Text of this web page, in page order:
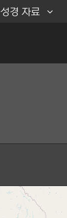
성경 자료